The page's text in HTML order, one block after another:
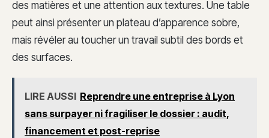
des matières et une attention aux textures. Une table
peut ainsi présenter un plateau d’apparence sobre,
mais révéler au toucher un travail subtil des bords et
des surfaces.
LIRE AUSSI Reprendre une entreprise à Lyon
sans surpayer ni fragiliser le dossier : audit,
financement et post-reprise